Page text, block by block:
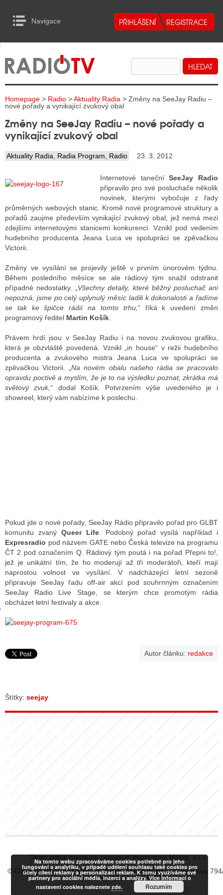
Navigace
RADIA
TELEVIZE
INTERNET
TISK
RADIA
VYSÍLAČE
TELEVIZÍ
VYSÍLAČE
RÁDIA
STRÁNKY RÁDIÍ
STRÁNKY TV
BLOGERA
DISKUTÉRA NA RADIOTV
STARŠÍCH DISKUZÍ
to Content
Homepage > Radio >Aktuality Radia > Změny na SeeJay Radiu –
nové pořady a vynikající zvukový obal
Změny na SeeJay Radiu – nové pořady a
vynikající zvukový obal
Aktuality Radia Radia Program Radio 23. 3. 2012
Internetové tanečníSeeJay Radio
připravilo pro své posluchače několik
novinek, kterými vybočuje z řady
průměrných webových stanic. Kromě nové programové struktury a
pořadů zaujme především vynikající zvukový obal, jež nemá mezi
zdejšími internetovými stanicemi konkurenci. Vznikl pod vedením
hudebního producenta Jeana Luca ve spolupráci se zpěvačkou
Victorii.
Změny ve vysílání se projevily ještě v prvním únorovém týdnu.
Během posledního měsíce se ale rádiový tým snažil odstranit
případné nedostatky. „ Všechny detaily, které běžný posluchač ani
nepozná, jsme po celý uplynulý měsíc ladili k dokonalosti a řadíme
se tak ke špičce rádií na tomto trhu, “ říká k uvedení změn
programový ředitel Martin Košík
Právem hrdí jsou v SeeJay Radiu i na novou zvukovou grafiku,
která je obzvláště povedená. Vznikl „in house“ v režii hudebního
producenta a zvukového mistra Jeana Luca ve spolupráci se
zpěvačkou Victorii. „Na novém obalu našeho rádia se pracovalo
opravdu poctivě a myslím, že je to na výsledku poznat, zkrátka má
světový zvuk,“ dodal Košík. Potvrzením výše uvedeného je i
showreel, který vám nabízíme k poslechu.
Pokud jde o nové pořady, SeeJay Rádio připravilo pořad pro GLBT
komunitu zvaný Queer Life. Podobný pořad vysílá například i
Expresradio pod názvem GATE nebo Česká televize na programu
ČT 2 pod označením Q. Rádiový tým poutá i na pořad Přepni to!,
jež je unikátní tím, že ho moderují až tři moderátoři, kteří mají
naprostou volnost ve vysílání. V nadcházející letní sezoně
připravuje SeeJay řadu off-air akcí pod souhrnným označením
SeeJay Radio Live Stage, se kterým chce promotým rádia
obcházet letní festivaly a akce.
Autor článku: redakce
Štítky: seejay
Tento portál mediálně zastupuje Impression Media, s.r.o.
© Copyright RadiaCZ s.r.o., IČO: 06533434, Sídlo: Koperníkova
Vinohrady, 120 00 Praha 2
Na tomto webu zpracováváme cookies potřebné pro jeho
fungování a analytiku, v případě udělení souhlasu také cookies pro
účely cílení reklamy a personalizaci reklam. K tomu využíváme své
partnery pro sociální média, inzerci a analýzy. Více informací o
nastavení cookies naleznete zde. Rozumím